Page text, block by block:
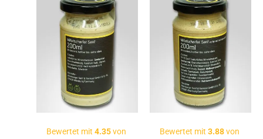
Bewertet mit 4.35von
Bewertet mit 3.88von